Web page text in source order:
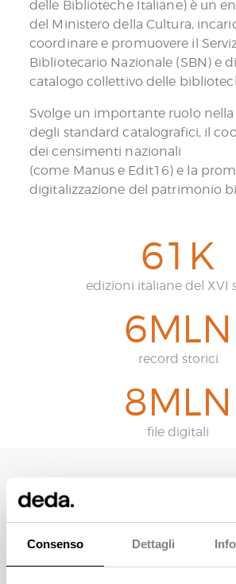
Consenso Dettagli
delle Biblioteche Italiane) è un
del Ministero della Cultura,
coordinare e promuovere il
Bibliotecario Nazionale (SBN) e
catalogo collettivo delle
Svolge un importante ruolo
degli standard catalografici, il
dei censimenti nazionali
(come Manus e Edit16) e la
digitalizzazione del patrimonio
61 K
edizioni italiane del XVI
6MLN
record storici
8MLN
file digitali
Il contesto
Per garantire unagestione
patrimonio bibliografico
,